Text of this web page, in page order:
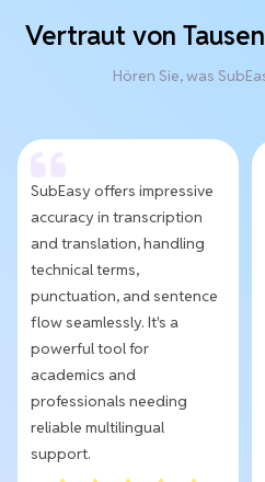
Vertraut von
Hören Sie, was
SubEasy offers impressive
accuracy in transcription
and translation, handling
technical terms,
punctuation, and sentence
flow seamlessly. It's a
powerful tool for
academics and
professionals needing
reliable multilingual
support.